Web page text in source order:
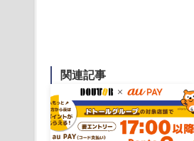
関連記事